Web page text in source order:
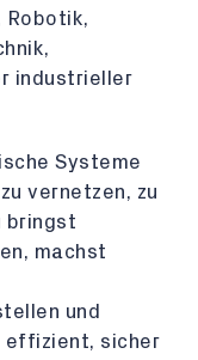
Robotik,
industrieller
Systeme
vernetzen, zu
bringst
machst
und
effizient, sicher